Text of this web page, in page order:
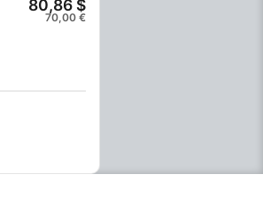
80,86 $
70,00 €